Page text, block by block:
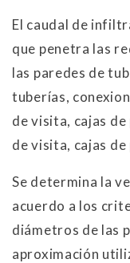
El caudal de
que penetra las
las paredes de
tuberías,
de visita, cajas
de visita, cajas
Se determina la
acuerdo a los
diámetros de las
aproximación